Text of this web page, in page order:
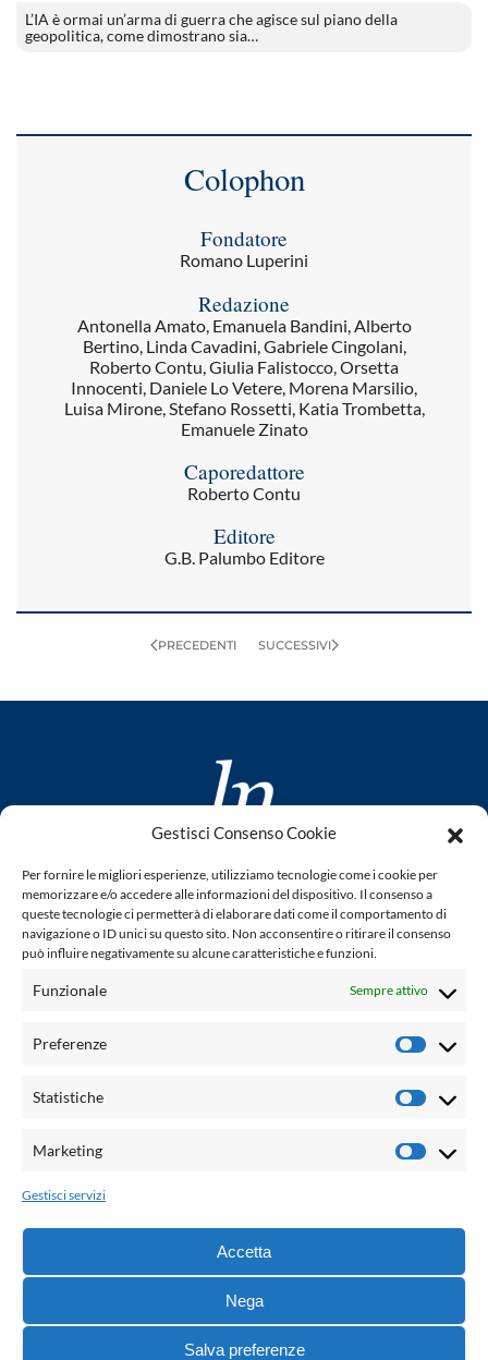
Gestisci Consenso Cookie
Per fornire le migliori esperienze, utilizziamo tecnologie come i cookie per
memorizzare e/o accedere alle informazioni del dispositivo. Il consenso a
queste tecnologie ci permetterà di elaborare dati come il comportamento di
navigazione o ID unici su questo sito. Non acconsentire o ritirare il consenso
può influire negativamente su alcune caratteristiche e funzioni.
Funzionale Sempre attivo
Preferenze
Statistiche
Marketing
Gestisci servizi
Accetta
Nega
Salva preferenze
L’IA è ormai un’arma di guerra che agisce sul piano della
geopolitica, come dimostrano sia…
Colophon
Fondatore
Romano Luperini
Redazione
Antonella Amato, Emanuela Bandini, Alberto
Bertino, Linda Cavadini, Gabriele Cingolani,
Roberto Contu, Giulia Falistocco, Orsetta
Innocenti, Daniele Lo Vetere, Morena Marsilio,
Luisa Mirone, Stefano Rossetti, Katia Trombetta,
Emanuele Zinato
Caporedattore
Roberto Contu
Editore
G.B. Palumbo Editore
PRECEDENTI SUCCESSIVI
www.laletteraturaenoi.it
fondato da Romano Luperini
Questo blog non rappresenta una testata giornalistica in
quanto viene aggiornato senza alcuna periodicità. Non può
legge n° 62 del 7.03.2001. L'autore non è responsabile per
email:
Grafica e web:Salvatore Leto
© 2021 - G.B. Palumbo & C. Editore S.p.A. - Tutti i diritti